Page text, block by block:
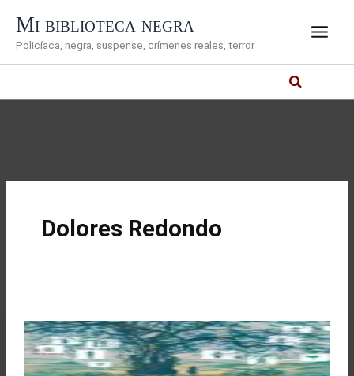
contenido
Mi biblioteca negra
Policíaca, negra, suspense, crímenes reales, terror
Dolores Redondo